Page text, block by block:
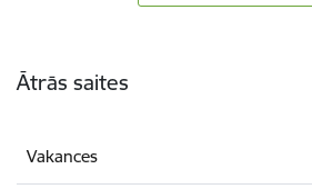
Ātrās saites
Vakances